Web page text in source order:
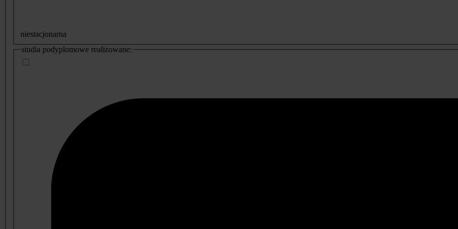
niestacjonarna
studia podyplomowe realizowane: